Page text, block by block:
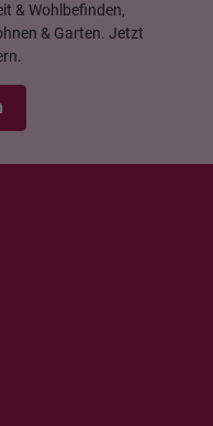
& Wohlbefinden,
& Garten. Jetzt